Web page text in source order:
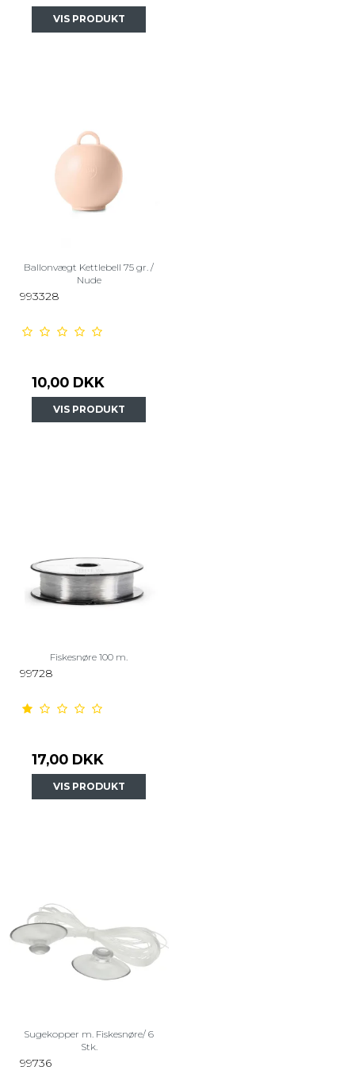
VIS PRODUKT
Ballonvægt Kettlebell 75 gr. /
Nude
993328
10,00 DKK
VIS PRODUKT
Fiskesnøre 100 m.
99728
17,00 DKK
VIS PRODUKT
Sugekopper m. Fiskesnøre/ 6
Stk.
99736